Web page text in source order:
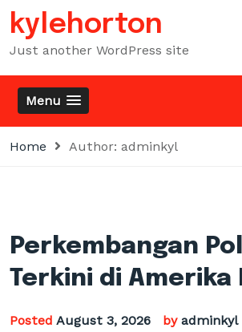
Skip
content
kylehorton
Just another WordPress site
Menu
Home Author: adminkyl
Perkembangan
Terkini di Amerika
Posted August 3, 2026 by adminkyl